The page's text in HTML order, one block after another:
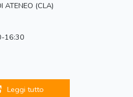
ATENEO (CLA)
16:30
Leggi tutto